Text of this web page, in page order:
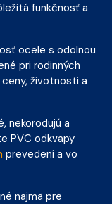
funkčnosť a
ocele s odolnou
pri rodinných
životnosti a
nekorodujú a
PVC odkvapy
prevedení a vo
najmä pre